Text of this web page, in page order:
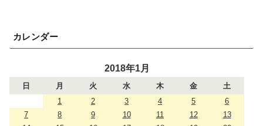
カレンダー
2018年1月
日 月 火 水 木 金
土
1
2 3 4 5
6
7
8 9 10 11 12
13